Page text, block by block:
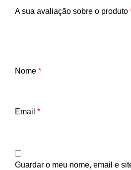
A sua avaliação sobre o produto
Nome *
Email *
Guardar o meu nome, email e